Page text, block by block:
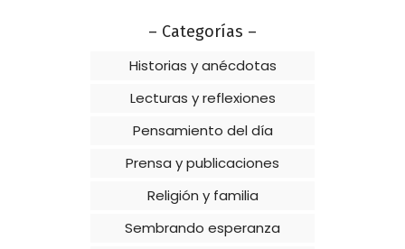
– Categorías –
Historias y anécdotas
Lecturas y reflexiones
Pensamiento del día
Prensa y publicaciones
Religión y familia
Sembrando esperanza